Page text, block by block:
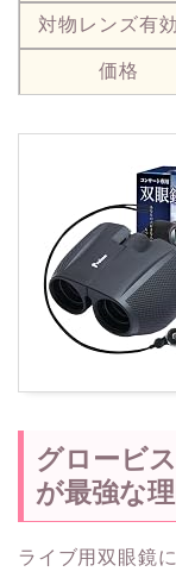
対物レンズ有
価格
グロービ
が最強な
ライブ用双眼鏡